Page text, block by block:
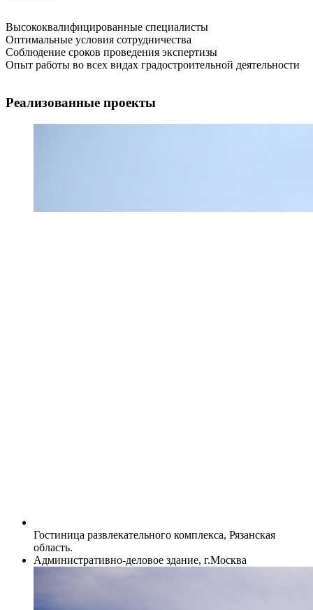
Высококвалифицированные специалисты
Оптимальные условия сотрудничества
Соблюдение сроков проведения экспертизы
Опыт работы во всех видах градостроительной деятельности
Реализованные проекты
Гостиница развлекательного комплекса, Рязанская
область.
Административно-деловое здание, г.Москва